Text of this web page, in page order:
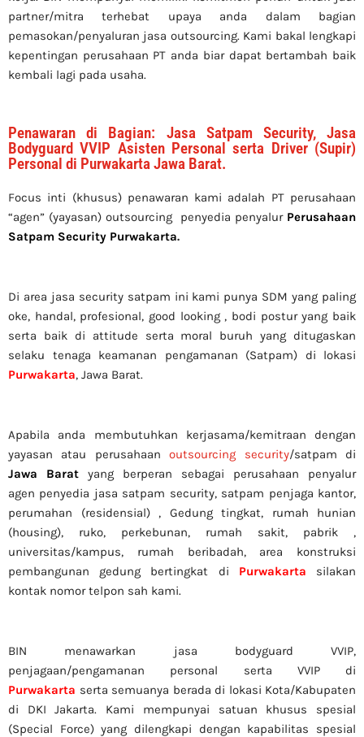
partner/mitra terhebat upaya anda dalam bagian
pemasokan/penyaluran jasa outsourcing. Kami bakal lengkapi
kepentingan perusahaan PT anda biar dapat bertambah baik
kembali lagi pada usaha.
Penawaran di Bagian: Jasa Satpam Security, Jasa
Bodyguard VVIP Asisten Personal serta Driver (Supir)
Personal di Purwakarta Jawa Barat.
Focus inti (khusus) penawaran kami adalah PT perusahaan
“agen” (yayasan) outsourcing penyedia penyalur Perusahaan
Satpam Security Purwakarta.
Di area jasa security satpam ini kami punya SDM yang paling
oke, handal, profesional, good looking , bodi postur yang baik
serta baik di attitude serta moral buruh yang ditugaskan
selaku tenaga keamanan pengamanan (Satpam) di lokasi
Purwakarta, Jawa Barat.
Apabila anda membutuhkan kerjasama/kemitraan dengan
yayasan atau perusahaanoutsourcing security/satpam di
Jawa Barat yang berperan sebagai perusahaan penyalur
agen penyedia jasa satpam security, satpam penjaga kantor,
perumahan (residensial) , Gedung tingkat, rumah hunian
(housing), ruko, perkebunan, rumah sakit, pabrik ,
universitas/kampus, rumah beribadah, area konstruksi
pembangunan gedung bertingkat di Purwakarta silakan
kontak nomor telpon sah kami.
BIN menawarkan jasa bodyguard VVIP,
penjagaan/pengamanan personal serta VVIP di
Purwakarta serta semuanya berada di lokasi Kota/Kabupaten
di DKI Jakarta. Kami mempunyai satuan khusus spesial
(Special Force) yang dilengkapi dengan kapabilitas spesial